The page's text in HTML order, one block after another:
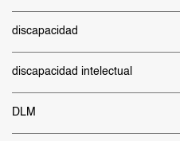
discapacidad
discapacidad intelectual
DLM